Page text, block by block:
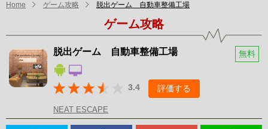
Home ゲーム攻略 脱出ゲーム 自動車整備工場
ゲーム攻略
脱出ゲーム 自動車整備工場 無料
3.4 評価する
NEAT ESCAPE